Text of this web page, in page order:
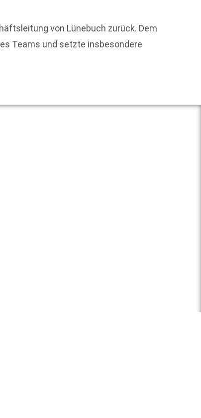
von Lünebuch zurück. Dem
Teams und setzte insbesondere